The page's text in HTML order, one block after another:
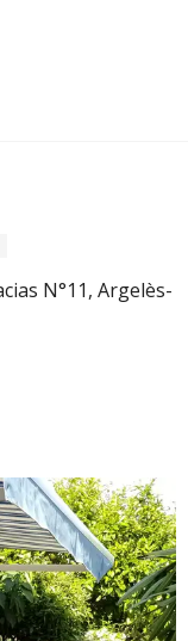
N°11, Argelès-